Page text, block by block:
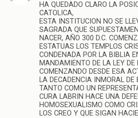
HA QUEDADO CLARO LA
CATOLICA,
ESTA INSTITUCION NO SE
SAGRADA QUE
NACER, AÑO 300 D.C.
ESTATUAS LOS TEMPLOS
CONDENADA POR LA BIBLIA
MANDAMIENTO DE LA LEY DE
COMENZANDO DESDE ESA
LA DECADENCIA INMORAL DE
TANTO COMO UN
CURA LABRIN HACE UNA
HOMOSEXUALISMO COMO
LOS CREO Y QUE SIGAN